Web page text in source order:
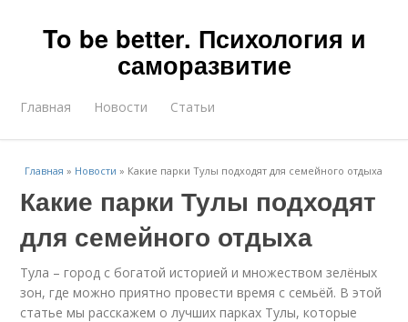
To be better. Психология и
саморазвитие
Главная Новости Статьи
Главная » Новости » Какие парки Тулы подходят для семейного отдыха
Какие парки Тулы подходят
для семейного отдыха
Тула – город с богатой историей и множеством зелёных
зон, где можно приятно провести время с семьёй. В этой
статье мы расскажем о лучших парках Тулы, которые